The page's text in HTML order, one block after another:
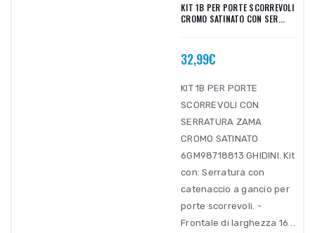
KIT 1B PER PORTE SCORREVOLI
CROMO SATINATO CON SER...
32,99€
KIT 1B PER PORTE
SCORREVOLI CON
SERRATURA ZAMA
CROMO SATINATO
6GM98718813 GHIDINI. Kit
con: Serratura con
catenaccio a gancio per
porte scorrevoli. -
Frontale di larghezza 16 ..